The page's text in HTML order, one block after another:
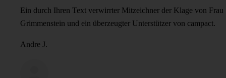
Ein durch Ihren Text verwirrter Mitzeichner der Klage von Frau
Grimmenstein und ein überzeugter Unterstützer von campact.
Andre J.